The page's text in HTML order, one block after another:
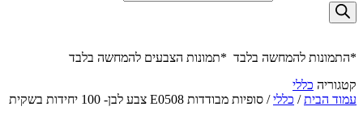
*התמונות להמחשה בלבד *תמונות הצבעים להמחשה בלבד
קטגוריה כללי
עמוד הבית/ כללי/ סופיות מבודדות E0508 צבע לבן- 100 יחידות בשקית